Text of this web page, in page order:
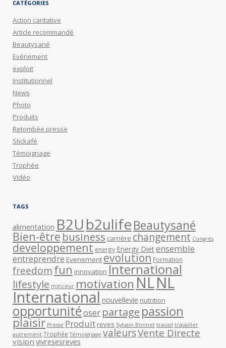
CATÉGORIES
Action caritative
Article recommandé
Beautysané
Evénement
exploit
Institutionnel
News
Photo
Produits
Retombée presse
Stickafé
Témoignage
Trophée
Vidéo
TAGS
alimentation B2Ub2ulifeBeautysané
Bien-êtrebusiness carrière changement Congrès
developpement energy Energy Dietensemble
entreprendre Evenement evolution Formation
freedomfun innovation International
lifestyle minceur motivationNLNL
International nouvellevie nutrition
opportunitéoser partage passion
plaisir Presse Produit reves Sylvain Bonnet travail travailler
autrement Trophée Témoignage valeursVente Directe
vision vivresesreves